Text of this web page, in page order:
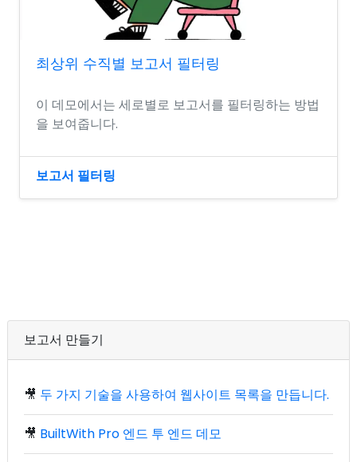
최상위 수직별 보고서 필터링
이 데모에서는 세로별로 보고서를 필터링하는 방법
을 보여줍니다.
보고서 필터링
보고서 만들기
🎥 두 가지 기술을 사용하여 웹사이트 목록을 만듭니다.
🎥 BuiltWith Pro 엔드 투 엔드 데모